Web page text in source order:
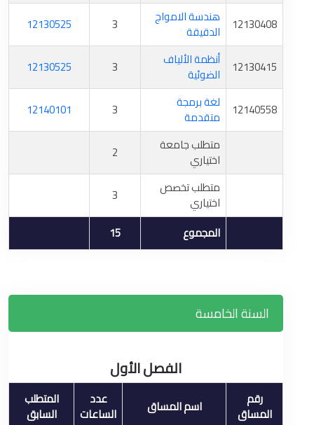
12130408
هندسة الامواج
الدقيقة 3
12130525
12130415 أنظمة الألياف
الضوئية 3
12130525
12140558 لغة برمجة
متقدمة 3
12140101
متطلب جامعة
اختياري
2
متطلب تخصص
اختياري
3
المجموع
15
السنة الخامسة
الفصل الأول
رقم
المساق اسم المساق عدد
الساعات
المتطلب
السابق